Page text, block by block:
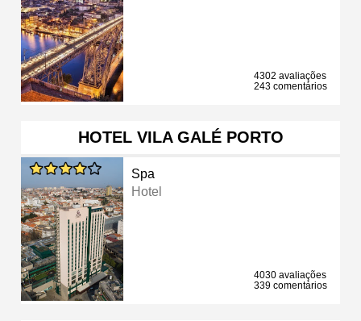
4302 avaliações
243 comentários
HOTEL VILA GALÉ PORTO
Spa
Hotel
4030 avaliações
339 comentários